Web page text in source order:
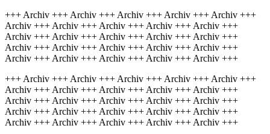
+++ Archiv +++ Archiv +++ Archiv +++ Archiv +++ Archiv +++
Archiv +++ Archiv +++ Archiv +++ Archiv +++ Archiv +++
Archiv +++ Archiv +++ Archiv +++ Archiv +++ Archiv +++
Archiv +++ Archiv +++ Archiv +++ Archiv +++ Archiv +++
Archiv +++ Archiv +++ Archiv +++ Archiv +++ Archiv +++
+++ Archiv +++ Archiv +++ Archiv +++ Archiv +++ Archiv +++
Archiv +++ Archiv +++ Archiv +++ Archiv +++ Archiv +++
Archiv +++ Archiv +++ Archiv +++ Archiv +++ Archiv +++
Archiv +++ Archiv +++ Archiv +++ Archiv +++ Archiv +++
Archiv +++ Archiv +++ Archiv +++ Archiv +++ Archiv +++